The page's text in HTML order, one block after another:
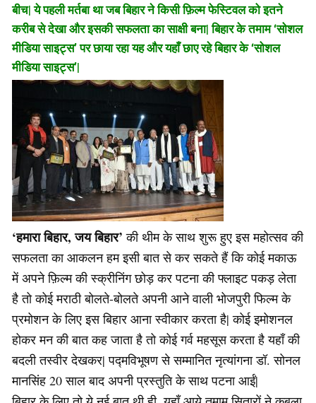
बीच| ये पहली मर्तबा था जब बिहार ने किसी फ़िल्म फेस्टिवल को इतने
करीब से देखा और इसकी सफलता का साक्षी बना| बिहार के तमाम ‘सोशल
मीडिया साइट्स’ पर छाया रहा यह और यहाँ छाए रहे बिहार के ‘सोशल
मीडिया साइट्स’|
‘हमारा बिहार, जय बिहार’ की थीम के साथ शुरू हुए इस महोत्सव की
सफलता का आकलन हम इसी बात से कर सकते हैं कि कोई मकाऊ
में अपने फ़िल्म की स्क्रीनिंग छोड़ कर पटना की फ्लाइट पकड़ लेता
है तो कोई मराठी बोलते-बोलते अपनी आने वाली भोजपुरी फिल्म के
प्रमोशन के लिए इस बिहार आना स्वीकार करता है| कोई इमोशनल
होकर मन की बात कह जाता है तो कोई गर्व महसूस करता है यहाँ की
बदली तस्वीर देखकर| पद्मविभूषण से सम्मानित नृत्यांगना डॉ. सोनल
मानसिंह 20 साल बाद अपनी प्रस्तुति के साथ पटना आईं|